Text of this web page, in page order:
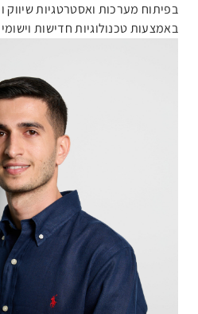
בפיתוח מערכות ואסטרטגיות שיווק
באמצעות טכנולוגיות חדישות וישומי